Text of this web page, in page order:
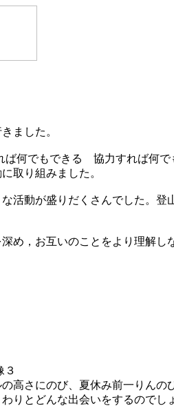
ました。
何でもできる 協力すれば何で
取り組みました。
活動が盛りだくさんでした。登
め，お互いのことをより理解し
高さにのび、夏休み前一りんの
りとどんな出会いをするのでし